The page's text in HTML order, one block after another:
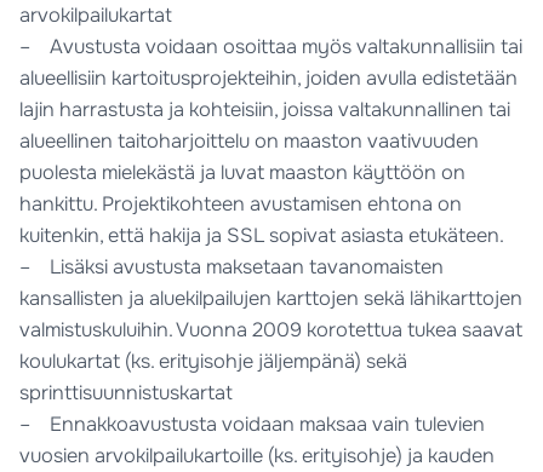
arvokilpailukartat
– Avustusta voidaan osoittaa myös valtakunnallisiin tai
alueellisiin kartoitusprojekteihin, joiden avulla edistetään
lajin harrastusta ja kohteisiin, joissa valtakunnallinen tai
alueellinen taitoharjoittelu on maaston vaativuuden
puolesta mielekästä ja luvat maaston käyttöön on
hankittu. Projektikohteen avustamisen ehtona on
kuitenkin, että hakija ja SSL sopivat asiasta etukäteen.
– Lisäksi avustusta maksetaan tavanomaisten
kansallisten ja aluekilpailujen karttojen sekä lähikarttojen
valmistuskuluihin. Vuonna 2009 korotettua tukea saavat
koulukartat (ks. erityisohje jäljempänä) sekä
sprinttisuunnistuskartat
– Ennakkoavustusta voidaan maksaa vain tulevien
vuosien arvokilpailukartoille (ks. erityisohje) ja kauden